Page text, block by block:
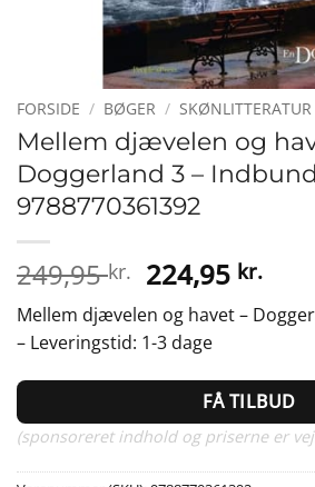
FORSIDE / BØGER / SKØNLITTERATUR
Mellem djævelen og
Doggerland 3 –
9788770361392
249,95kr. Den
oprindelige
pris
var:
249,95 kr..
224,95 kr.Den
pris
Mellem djævelen og havet –
– Leveringstid: 1-3 dage
FÅ TILBUD
(sponsoreret indhold og priserne er